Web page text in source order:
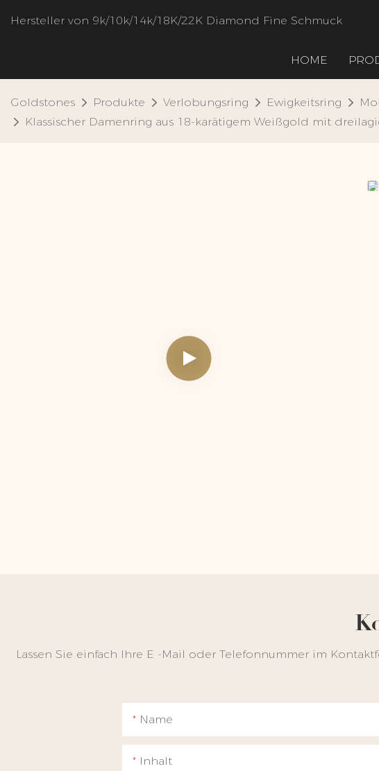
Hersteller von 9k/10k/14k/18K/22K Diamond Fine Schmuck
HOME
Goldstones Produkte Verlobungsring Ewigkeitsring
Klassischer Damenring aus 18-karätigem Weißgold mit
Lassen Sie einfach Ihre E -Mail oder Telefonnummer im
Name
Inhalt